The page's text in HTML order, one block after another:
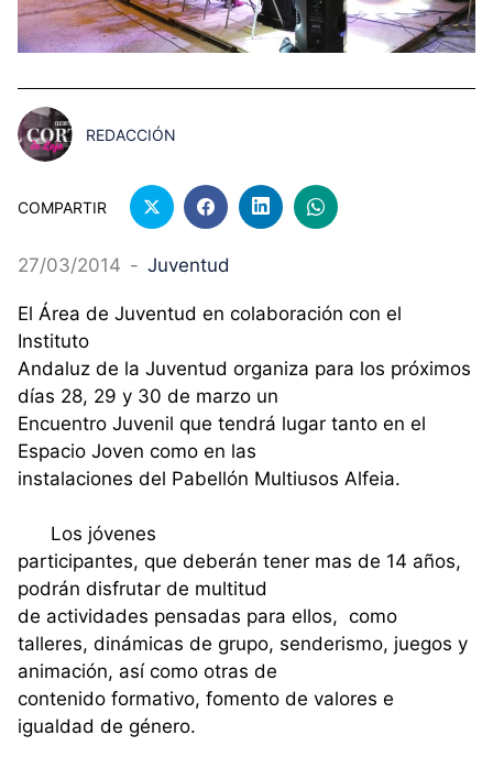
REDACCIÓN
COMPARTIR
27/03/2014 - Juventud
El Área de Juventud en colaboración con el
Instituto
Andaluz de la Juventud organiza para los próximos
días 28, 29 y 30 de marzo un
Encuentro Juvenil que tendrá lugar tanto en el
Espacio Joven como en las
instalaciones del Pabellón Multiusos Alfeia.
Los jóvenes
participantes, que deberán tener mas de 14 años,
podrán disfrutar de multitud
de actividades pensadas para ellos, como
talleres, dinámicas de grupo, senderismo, juegos y
animación, así como otras de
contenido formativo, fomento de valores e
igualdad de género.